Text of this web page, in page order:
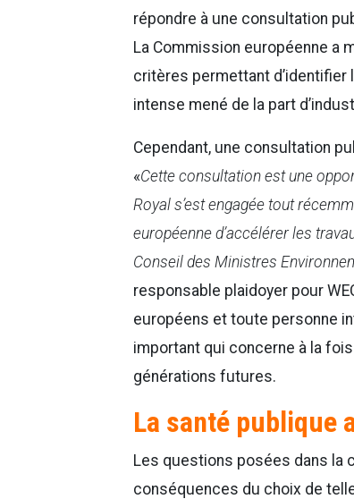
répondre à une consultation
La Commission européenne a
critères permettant d’identifier
intense mené de la part
Cependant, une consultation
«Cette consultation est une
Royal s’est engagée tout
européenne d’accélérer les
Conseil des Ministres
responsable plaidoyer pour
européens et toute personne
important qui concerne à la
générations futures.
La santé publique
Les questions posées dans la
conséquences du choix de